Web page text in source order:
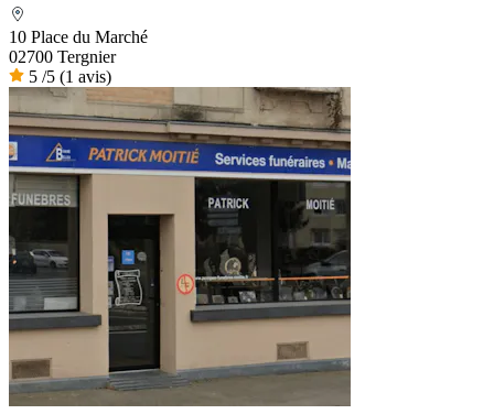
10 Place du Marché
02700 Tergnier
5 /5 (1 avis)